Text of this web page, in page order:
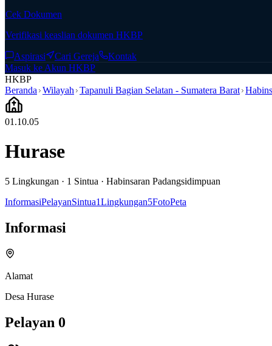
Cek Dokumen
Verifikasi keaslian dokumen HKBP
Aspirasi Cari Gereja
Kontak
Masuk ke Akun HKBP
HKBP
Beranda Wilayah Tapanuli Bagian Selatan - Sumatera Barat
01.10.05
Hurase
5 Lingkungan · 1 Sintua · Habinsaran Padangsidimpuan
InformasiPelayanSintua1Lingkungan5FotoPeta
Informasi
Alamat
Desa Hurase
Pelayan 0